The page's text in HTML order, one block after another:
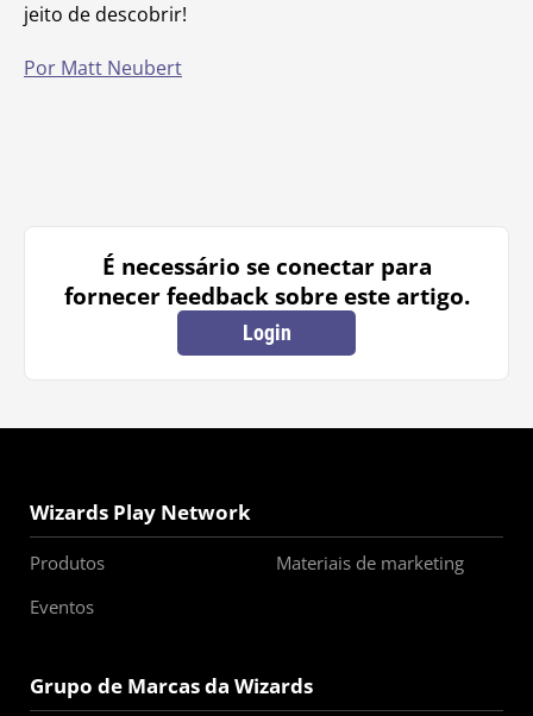
jeito de descobrir!
Por Matt Neubert
É necessário se conectar para
fornecer feedback sobre este artigo.
Login
Wizards Play Network
Produtos
Materiais de marketing
Eventos
Grupo de Marcas da Wizards